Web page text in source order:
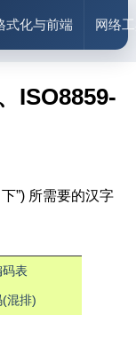
式化与前端 网络
ISO8859-
”) 所需要的汉字
表
(混排)